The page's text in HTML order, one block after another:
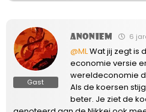
Gast
Anoniem 6
@MLWat jij zegt is
economie versie
wereldeconomie
Als de koersen
beter. Je ziet de